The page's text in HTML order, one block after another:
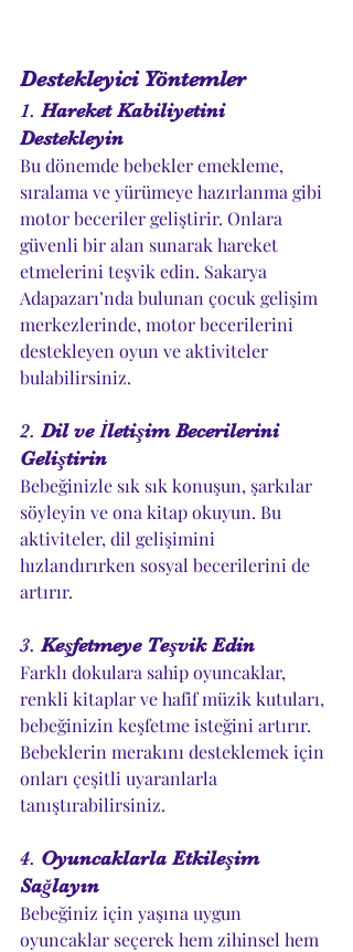
Destekleyici Yöntemler
1. Hareket Kabiliyetini
Destekleyin
Bu dönemde bebekler emekleme,
sıralama ve yürümeye hazırlanma gibi
motor beceriler geliştirir. Onlara
güvenli bir alan sunarak hareket
etmelerini teşvik edin. Sakarya
Adapazarı’nda bulunan çocuk gelişim
merkezlerinde, motor becerilerini
destekleyen oyun ve aktiviteler
bulabilirsiniz.
2. Dil ve İletişim Becerilerini
Geliştirin
Bebeğinizle sık sık konuşun, şarkılar
söyleyin ve ona kitap okuyun. Bu
aktiviteler, dil gelişimini
hızlandırırken sosyal becerilerini de
artırır.
3. Keşfetmeye Teşvik Edin
Farklı dokulara sahip oyuncaklar,
renkli kitaplar ve hafif müzik kutuları,
bebeğinizin keşfetme isteğini artırır.
Bebeklerin merakını desteklemek için
onları çeşitli uyaranlarla
tanıştırabilirsiniz.
4. Oyuncaklarla Etkileşim
Sağlayın
Bebeğiniz için yaşına uygun
oyuncaklar seçerek hem zihinsel hem